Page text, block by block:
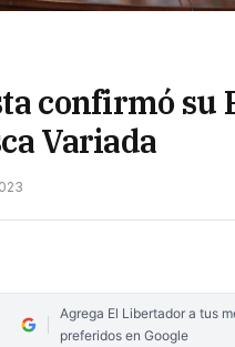
confirmó su
Variada
Agrega El Libertador a tus
preferidos en Google